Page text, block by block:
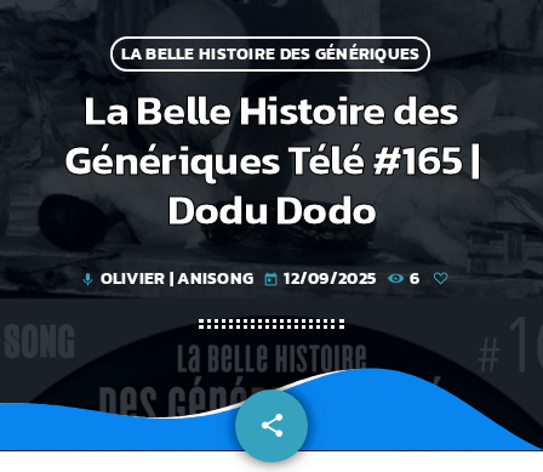
LA BELLE HISTOIRE DES GÉNÉRIQUES
La Belle Histoire des
Génériques Télé #165 |
Dodu Dodo
mic OLIVIER | ANISONG today 12/09/2025 6
share
email